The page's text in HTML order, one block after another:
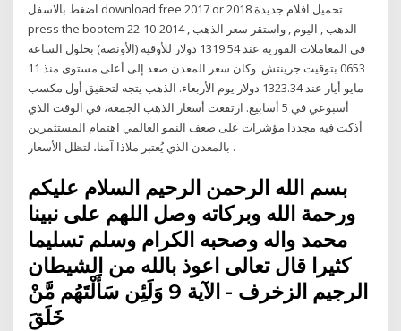
اضغط بالاسفل download free 2017 or 2018 تحميل افلام جديدة
press the bootem 22-10-2014 , الذهب , اليوم , واستقر سعر الذهب
في المعاملات الفورية عند 1319.54 دولار للأوقية (الأونصة) بحلول الساعة
0653 بتوقيت جرينتش. وكان سعر المعدن صعد إلى أعلى مستوى منذ 11
مايو أيار عند 1323.34 دولار يوم الأربعاء. الذهب يتجه لتحقيق أول مكسب
أسبوعي في 5 أسابيع. ارتفعت أسعار الذهب الجمعة، في الوقت الذي
أذكت فيه مجددا مؤشرات على ضعف النمو العالمي اهتمام المستثمرين
بالمعدن الذي يُعتبر ملاذا آمنا، لتظل الأسعار .
بسم الله الرحمن الرحيم السلام عليكم
ورحمة الله وبركاته وصل اللهم على نبينا
محمد واله وصحبه الكرام وسلم تسليما
كثيرا قال تعالى اعوذ بالله من الشيطان
الرجيم الزخرف - الآية 9 وَلَئِن سَأَلْتَهُم مَّنْ
خَلَقَ